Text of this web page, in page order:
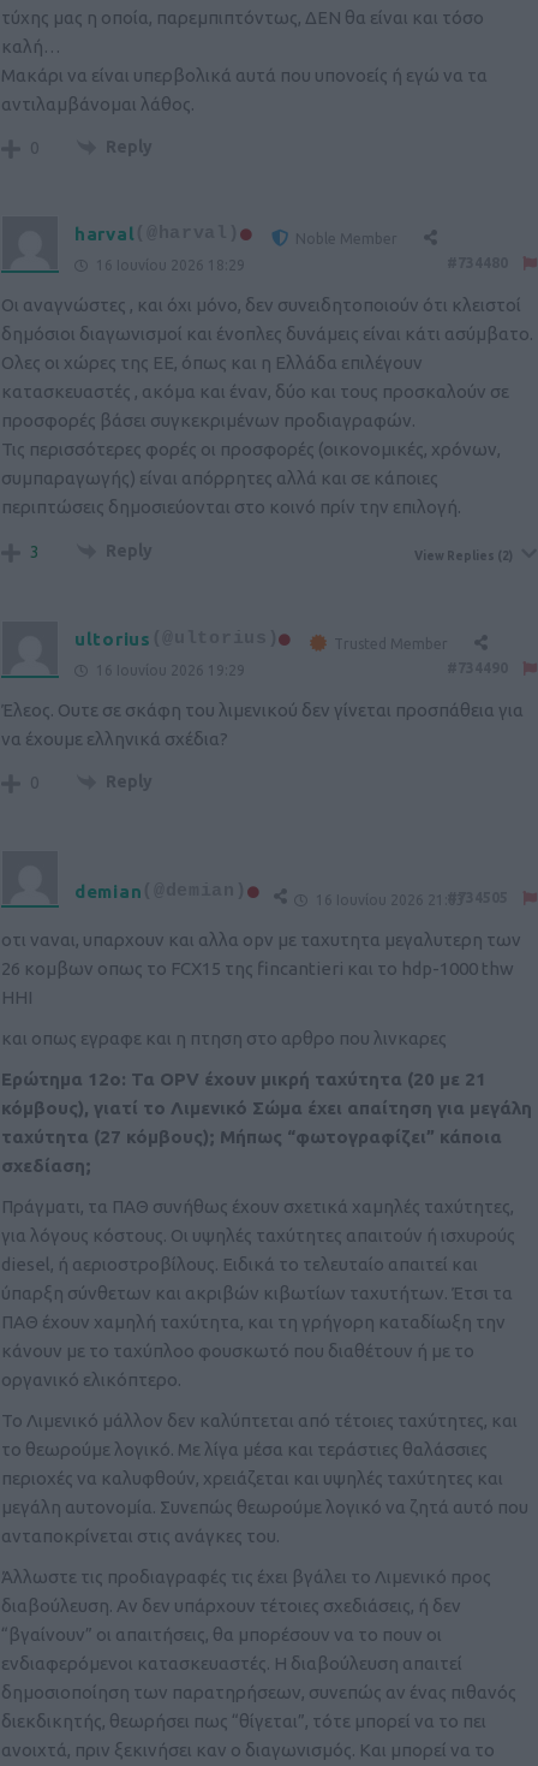
τύχης μας η οποία, παρεμπιπτόντως, ΔΕΝ θα είναι και τόσο
καλή…
Μακάρι να είναι υπερβολικά αυτά που υπονοείς ή εγώ να τα
αντιλαμβάνομαι λάθος.
0 Reply
harval
Noble Member
16 Ιουνίου 2026 18:29
Οι αναγνώστες , και όχι μόνο, δεν συνειδητοποιούν ότι κλειστοί
δημόσιοι διαγωνισμοί και ένοπλες δυνάμεις είναι κάτι ασύμβατο.
Ολες οι χώρες της ΕΕ, όπως και η Ελλάδα επιλέγουν
κατασκευαστές , ακόμα και έναν, δύο και τους προσκαλούν σε
προσφορές βάσει συγκεκριμένων προδιαγραφών.
Τις περισσότερες φορές οι προσφορές (οικονομικές, χρόνων,
συμπαραγωγής) είναι απόρρητες αλλά και σε κάποιες
περιπτώσεις δημοσιεύονται στο κοινό πρίν την επιλογή.
3 Reply View Replies (2)
ultorius (@ultorius)
Trusted Member
16 Ιουνίου 2026 19:29
Έλεος. Ουτε σε σκάφη του λιμενικού δεν γίνεται προσπάθεια για
να έχουμε ελληνικά σχέδια?
0 Reply
demian 16 Ιουνίου 2026 21:03
οτι ναναι, υπαρχουν και αλλα opv με ταχυτητα μεγαλυτερη των
26 κομβων οπως το FCX15 της fincantieri και το hdp-1000 thw
ΗΗΙ
και οπως εγραφε και η πτηση στο αρθρο που λινκαρες
Ερώτημα 12ο: Τα OPV έχουν μικρή ταχύτητα (20 με 21
κόμβους), γιατί το Λιμενικό Σώμα έχει απαίτηση για μεγάλη
ταχύτητα (27 κόμβους); Μήπως “φωτογραφίζει” κάποια
σχεδίαση;
Πράγματι, τα ΠΑΘ συνήθως έχουν σχετικά χαμηλές ταχύτητες,
για λόγους κόστους. Οι υψηλές ταχύτητες απαιτούν ή ισχυρούς
diesel, ή αεριοστροβίλους. Ειδικά το τελευταίο απαιτεί και
ύπαρξη σύνθετων και ακριβών κιβωτίων ταχυτήτων. Έτσι τα
ΠΑΘ έχουν χαμηλή ταχύτητα, και τη γρήγορη καταδίωξη την
κάνουν με το ταχύπλοο φουσκωτό που διαθέτουν ή με το
οργανικό ελικόπτερο.
Το Λιμενικό μάλλον δεν καλύπτεται από τέτοιες ταχύτητες, και
το θεωρούμε λογικό. Με λίγα μέσα και τεράστιες θαλάσσιες
περιοχές να καλυφθούν, χρειάζεται και υψηλές ταχύτητες και
μεγάλη αυτονομία. Συνεπώς θεωρούμε λογικό να ζητά αυτό που
ανταποκρίνεται στις ανάγκες του.
Άλλωστε τις προδιαγραφές τις έχει βγάλει το Λιμενικό προς
διαβούλευση. Αν δεν υπάρχουν τέτοιες σχεδιάσεις, ή δεν
“βγαίνουν” οι απαιτήσεις, θα μπορέσουν να το πουν οι
ενδιαφερόμενοι κατασκευαστές. Η διαβούλευση απαιτεί
δημοσιοποίηση των παρατηρήσεων, συνεπώς αν ένας πιθανός
διεκδικητής, θεωρήσει πως “θίγεται”, τότε μπορεί να το πει
ανοιχτά, πριν ξεκινήσει καν ο διαγωνισμός. Και μπορεί να το